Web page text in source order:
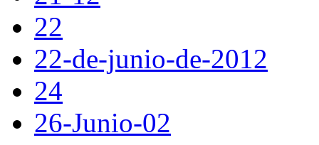
22
22-de-junio-de-2012
24
26-Junio-02